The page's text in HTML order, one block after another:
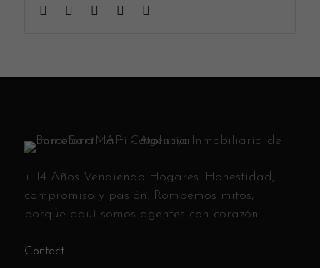
+ 14 Años Vendiendo Hogares. Honestidad,
compromiso y pasión. Rompemos mitos,
porque aquí somos agentes con corazón.
Contact